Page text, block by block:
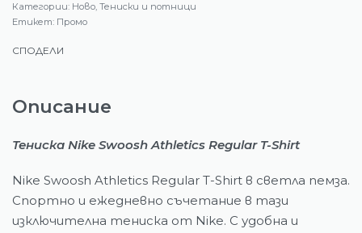
Категории: Ново, Тениски и потници
Етикет: Промо
СПОДЕЛИ
Описание
Тениска Nike Swoosh Athletics Regular T-Shirt
Nike Swoosh Athletics Regular T-Shirt в светла пемза.
Спортно и ежедневно съчетание в тази
изключителна тениска от Nike. С удобна и